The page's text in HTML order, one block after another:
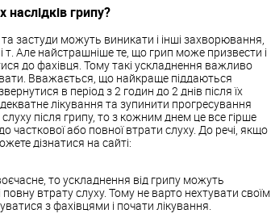
грипу?
та застуди можуть виникати і інші захворювання,
т. Але найстрашніше те, що грип може призвести і
до фахівця. Тому такі ускладнення важливо
Вважається, що найкраще піддаються
в період з 2 годин до 2 днів після їх
лікування та зупинити прогресування
після грипу, то з кожним днем ​​це все гірше
часткової або повної втрати слуху. До речі, якщо
дізнатися на сайті:
то ускладнення від грипу можуть
втрату слуху. Тому не варто нехтувати своїм
з фахівцями і почати лікування.